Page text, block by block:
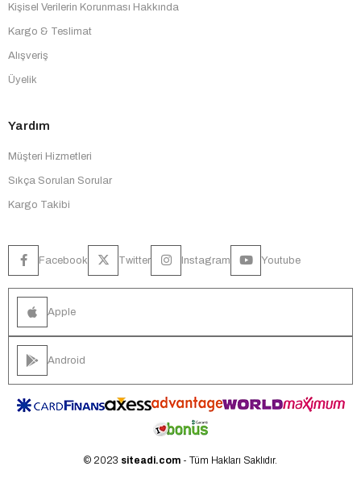
Kişisel Verilerin Korunması Hakkında
Kargo & Teslimat
Alışveriş
Üyelik
Yardım
Müşteri Hizmetleri
Sıkça Sorulan Sorular
Kargo Takibi
Facebook Twitter Instagram Youtube
Apple
Android
© 2023 siteadi.com - Tüm Hakları Saklıdır.